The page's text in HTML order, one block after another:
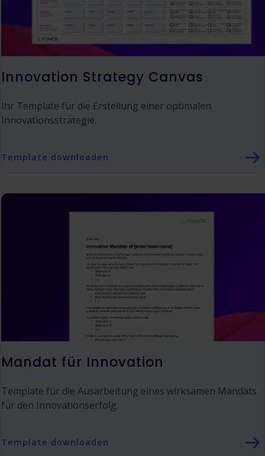
Innovation Strategy Canvas
Ihr Template für die Erstellung einer optimalen
Innovationsstrategie.
Template downloaden
Mandat für Innovation
Template für die Ausarbeitung eines wirksamen Mandats
für den Innovationserfolg.
Template downloaden